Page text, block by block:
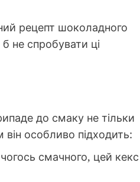
рецепт шоколадного
не спробувати ці
до смаку не тільки
особливо підходить:
смачного, цей кекс